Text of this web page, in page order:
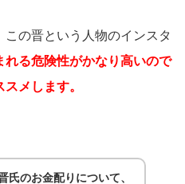
の晋という人物のインスタ
れる危険性がかなり高いので
メします。
氏のお金配りについて、